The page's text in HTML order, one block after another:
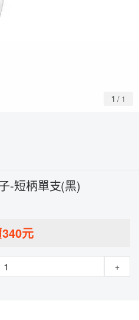
1 / 1
-短柄單支(黑)
340元
+